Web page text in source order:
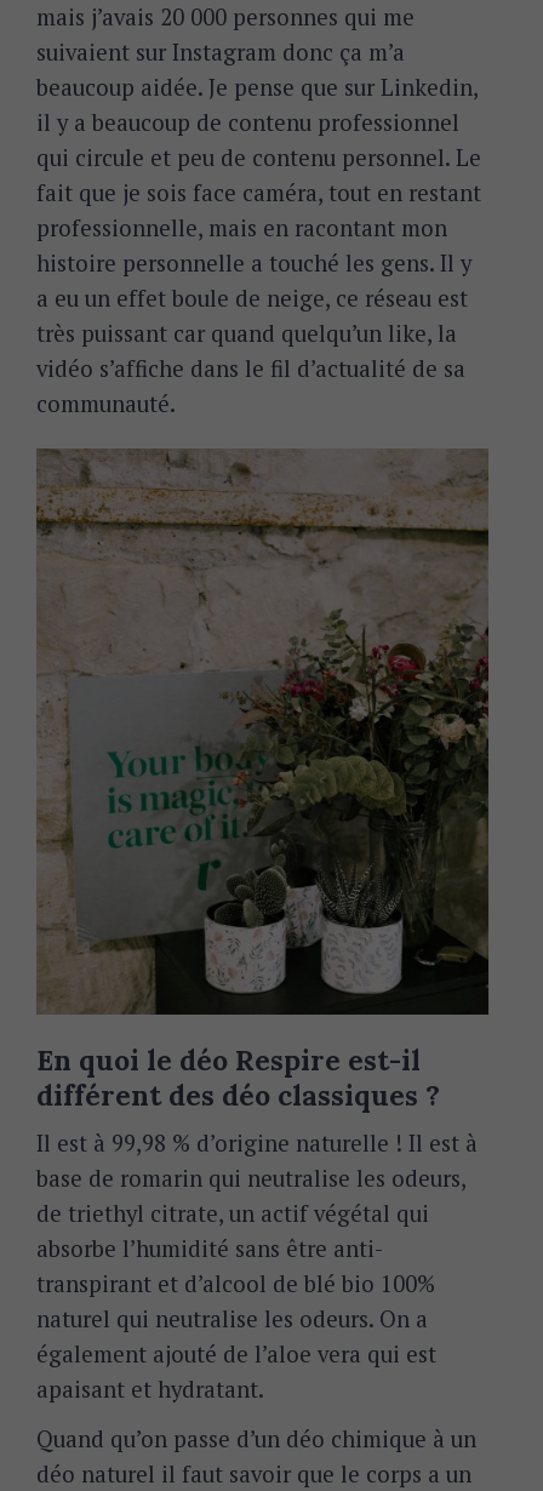
mais j’avais 20 000 personnes qui me
suivaient sur Instagram donc ça m’a
beaucoup aidée. Je pense que sur Linkedin,
il y a beaucoup de contenu professionnel
qui circule et peu de contenu personnel. Le
fait que je sois face caméra, tout en restant
professionnelle, mais en racontant mon
histoire personnelle a touché les gens. Il y
a eu un effet boule de neige, ce réseau est
très puissant car quand quelqu’un like, la
vidéo s’affiche dans le fil d’actualité de sa
communauté.
En quoi le déo Respire est-il
différent des déo classiques ?
Il est à 99,98 % d’origine naturelle ! Il est à
base de romarin qui neutralise les odeurs,
de triethyl citrate, un actif végétal qui
absorbe l’humidité sans être anti-
transpirant et d’alcool de blé bio 100%
naturel qui neutralise les odeurs. On a
également ajouté de l’aloe vera qui est
apaisant et hydratant.
Quand qu’on passe d’un déo chimique à un
déo naturel il faut savoir que le corps a un